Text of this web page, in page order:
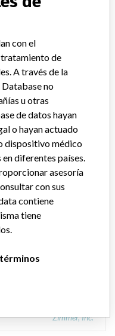
Orthopedic Devices
USA in the state of Illinois.
Trabecular Metal
11 mm Stem Diameter
Stem 48 Degree
Usage: Zimmer
prosthetic
rheumatoid, or
as well as humeral
Metal around the
Zimmer, Inc.
con el
de
A través de la
no
u otras
de datos hayan
o hayan actuado
dispositivo médico
diferentes países.
asesoría
con sus
contiene
tiene